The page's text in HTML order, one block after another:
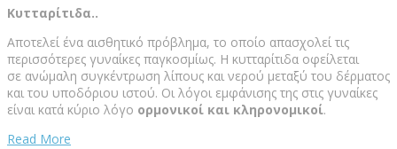
Κυτταρίτιδα..
Αποτελεί ένα αισθητικό πρόβλημα, το οποίο απασχολεί τις
περισσότερες γυναίκες παγκοσμίως. Η κυτταρίτιδα οφείλεται
σε ανώμαλη συγκέντρωση λίπους και νερού μεταξύ του δέρματος
και του υποδόριου ιστού. Οι λόγοι εμφάνισης της στις γυναίκες
είναι κατά κύριο λόγο ορμονικοί και κληρονομικοί.
Read More